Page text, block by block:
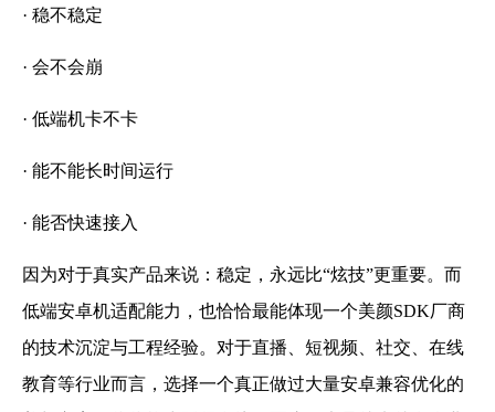
· 稳不稳定
· 会不会崩
· 低端机卡不卡
· 能不能长时间运行
· 能否快速接入
因为对于真实产品来说：稳定，永远比“炫技”更重要。而
低端安卓机适配能力，也恰恰最能体现一个美颜SDK厂商
的技术沉淀与工程经验。对于直播、短视频、社交、在线
教育等行业而言，选择一个真正做过大量安卓兼容优化的